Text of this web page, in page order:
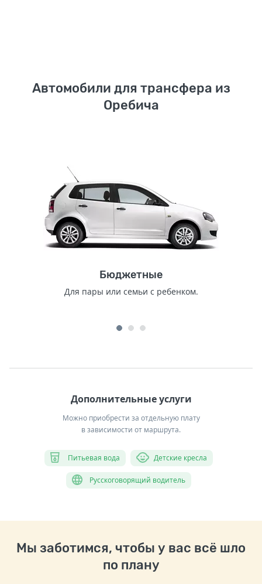
Автомобили для трансфера из
Оребича
Бюджетные
Для пары или семьи с ребенком.
Дополнительные услуги
Можно приобрести за отдельную плату
в зависимости от маршрута.
Питьевая вода Детские кресла
Русскоговорящий водитель
Мы заботимся, чтобы у вас всё шло
по плану